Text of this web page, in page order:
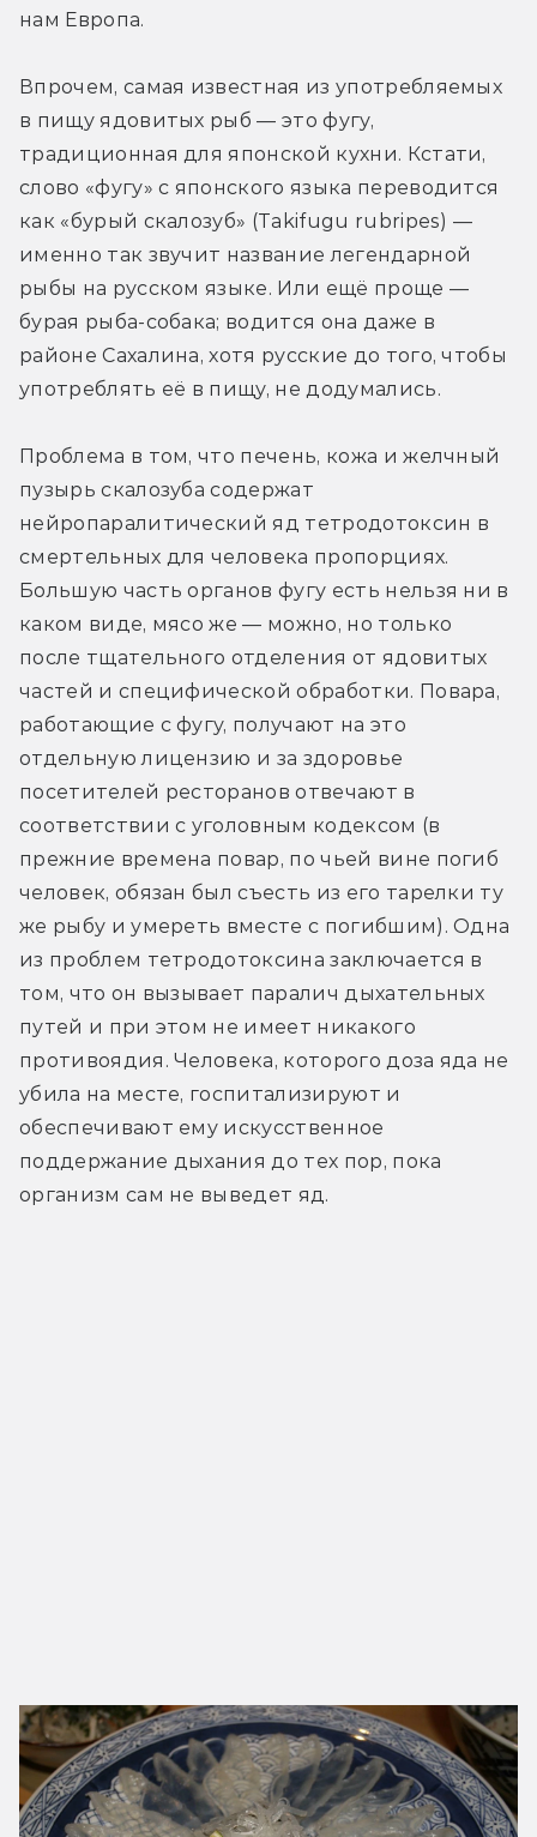
нам Европа.
Впрочем, самая известная из употребляемых
в пищу ядовитых рыб — это фугу,
традиционная для японской кухни. Кстати,
слово «фугу» с японского языка переводится
как «бурый скалозуб» (Takifugu rubripes) —
именно так звучит название легендарной
рыбы на русском языке. Или ещё проще —
бурая рыба-собака; водится она даже в
районе Сахалина, хотя русские до того, чтобы
употреблять её в пищу, не додумались.
Проблема в том, что печень, кожа и желчный
пузырь скалозуба содержат
нейропаралитический яд тетродотоксин в
смертельных для человека пропорциях.
Большую часть органов фугу есть нельзя ни в
каком виде, мясо же — можно, но только
после тщательного отделения от ядовитых
частей и специфической обработки. Повара,
работающие с фугу, получают на это
отдельную лицензию и за здоровье
посетителей ресторанов отвечают в
соответствии с уголовным кодексом (в
прежние времена повар, по чьей вине погиб
человек, обязан был съесть из его тарелки ту
же рыбу и умереть вместе с погибшим). Одна
из проблем тетродотоксина заключается в
том, что он вызывает паралич дыхательных
путей и при этом не имеет никакого
противоядия. Человека, которого доза яда не
убила на месте, госпитализируют и
обеспечивают ему искусственное
поддержание дыхания до тех пор, пока
организм сам не выведет яд.